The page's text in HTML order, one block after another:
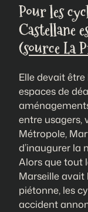
Pour les
Castellane
(source La
Elle devait être
espaces de
entre usagers,
Métropole,
d’inaugurer la
Alors que tout
Marseille avait
piétonne, les
accident